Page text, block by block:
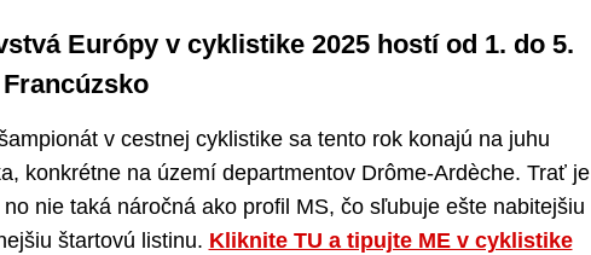
Európy v cyklistike 2025 hostí od 1. do 5.
v cestnej cyklistike sa tento rok konajú na juhu
konkrétne na území departmentov Drôme-Ardèche. Trať je
no nie taká náročná ako profil MS, čo sľubuje ešte nabitejšiu
štartovú listinu. Kliknite TU a tipujte ME v cyklistike